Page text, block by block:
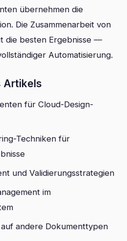
übernehmen die
Die Zusammenarbeit von
die besten Ergebnisse —
Automatisierung.
Artikels
für Cloud-Design-
Techniken für
und Validierungsstrategien
im
andere Dokumenttypen